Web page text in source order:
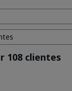
108 clientes